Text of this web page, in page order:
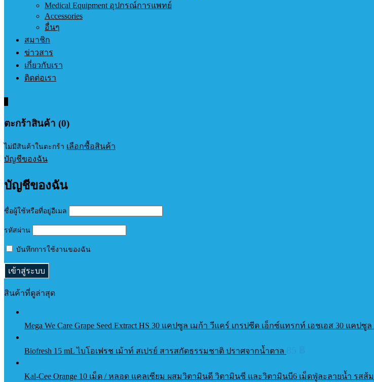
Medical Equipment อุปกรณ์การแพทย์
Accessories
อื่นๆ
สมาชิก
ข่าวสาร
เกี่ยวกับเรา
ติดต่อเรา
ตะกร้าสินค้า (0)
ไม่มีสินค้าในตะกร้า เลือกซื้อสินค้า
บัญชีของฉัน
บัญชีของฉัน
ชื่อผู้ใช้หรือที่อยู่อีเมล
รหัสผ่าน
บันทึกการใช้งานของฉัน
สินค้าที่ดูล่าสุด
Mega We Care Grape Seed Extract HS 30 แคปซูล เมก้า วีแคร์ เกรปซีด เอ็กซ์แทรกท์ เอชเอส 30 แคปซูล
Biofresh 15 mL ไบโอเฟรช เม้าท์ สเปรย์ สารสกัดธรรมชาติ ปราศจากน้ำตาล
Kal-Cee Orange 10 เม็ด / หลอด แคลเซียม ผสมวิตามินดี วิตามินซี และวิตามินบี6 เม็ดฟู่ละลายน้ำ รสส้ม